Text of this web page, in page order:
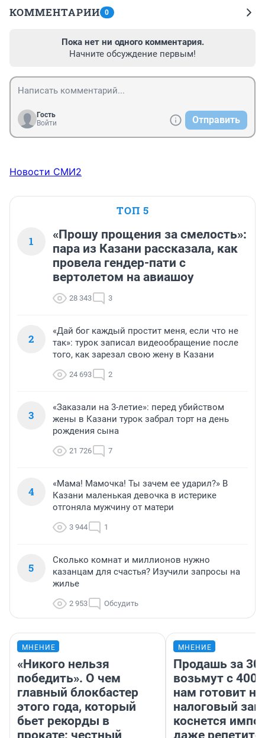
КОММЕНТАРИИ 0
Пока нет ни одного комментария.
Начните обсуждение первым!
Гость
Войти
Отправить
Новости СМИ2
ТОП 5
1
«Прошу прощения за смелость»:
пара из Казани рассказала, как
провела гендер-пати с
вертолетом на авиашоу
28 343 3
2
«Дай бог каждый простит меня, если что не
так»: турок записал видеообращение после
того, как зарезал свою жену в Казани
24 693 2
3
«Заказали на 3-летие»: перед убийством
жены в Казани турок забрал торт на день
рождения сына
21 726 7
4
«Мама! Мамочка! Ты зачем ее ударил?» В
Казани маленькая девочка в истерике
отгоняла мужчину от матери
3 944 1
5
Сколько комнат и миллионов нужно
казанцам для счастья? Изучили запросы на
жилье
2 953 Обсудить
МНЕНИЕ
«Никого нельзя
победить». О чем
главный блокбастер
этого года, который
бьет рекорды в
прокате: честный
МНЕНИЕ
Продашь за
возьмут с
нам готовит
налоговый
коснется
даже